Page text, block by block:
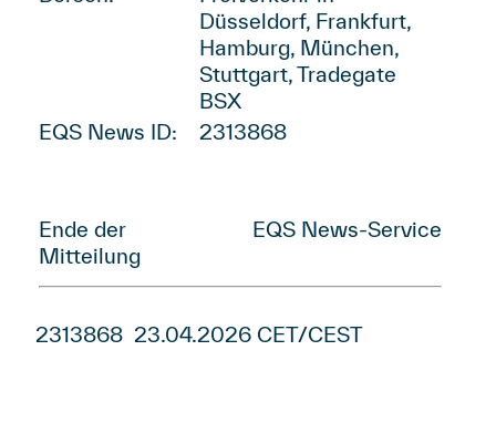
Düsseldorf, Frankfurt,
Hamburg, München,
Stuttgart, Tradegate
BSX
EQS News ID:
2313868
Ende der
Mitteilung
EQS News-Service
2313868 23.04.2026 CET/CEST